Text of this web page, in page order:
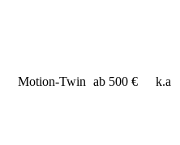
Motion-Twin ab 500 € k.a